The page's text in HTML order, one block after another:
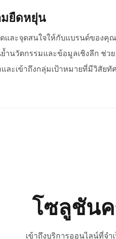
ยืดหยุ่น
และจุดสนใจให้กับแบรนด์ของคุ
ำนวัตกรรมและข้อมูลเชิงลึก ช่วย
ะเข้าถึงกลุ่มเป้าหมายที่มีวิสัยทั
โซลูชัน
เข้าถึงบริการออนไลน์ที่จ